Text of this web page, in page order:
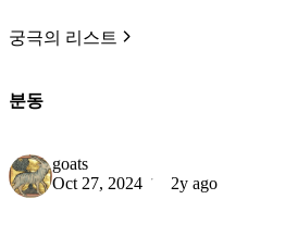
궁극의 리스트
분동
goats
Oct 27, 2024
2y ago